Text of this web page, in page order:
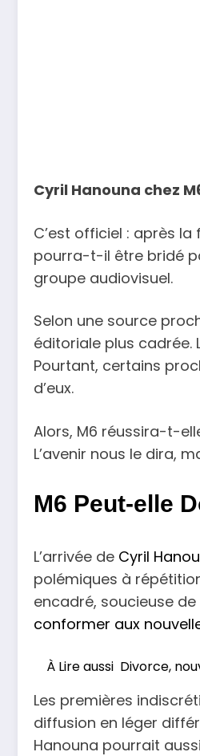
Cyril Hanouna chez
C’est officiel : après
pourra-t-il être bridé
groupe audiovisuel.
Selon une source
éditoriale plus
Pourtant, certains
d’eux.
Alors, M6 réussira-t-
L’avenir nous le dira,
M6 Peut-elle
L’arrivée de Cyril
polémiques à
encadré, soucieuse
conformer aux
À Lire aussi Divorce,
Les premières
diffusion en léger
Hanouna pourrait